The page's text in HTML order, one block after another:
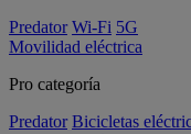
Predator Wi-Fi 5G
Movilidad eléctrica
Pro categoría
Predator Bicicletas